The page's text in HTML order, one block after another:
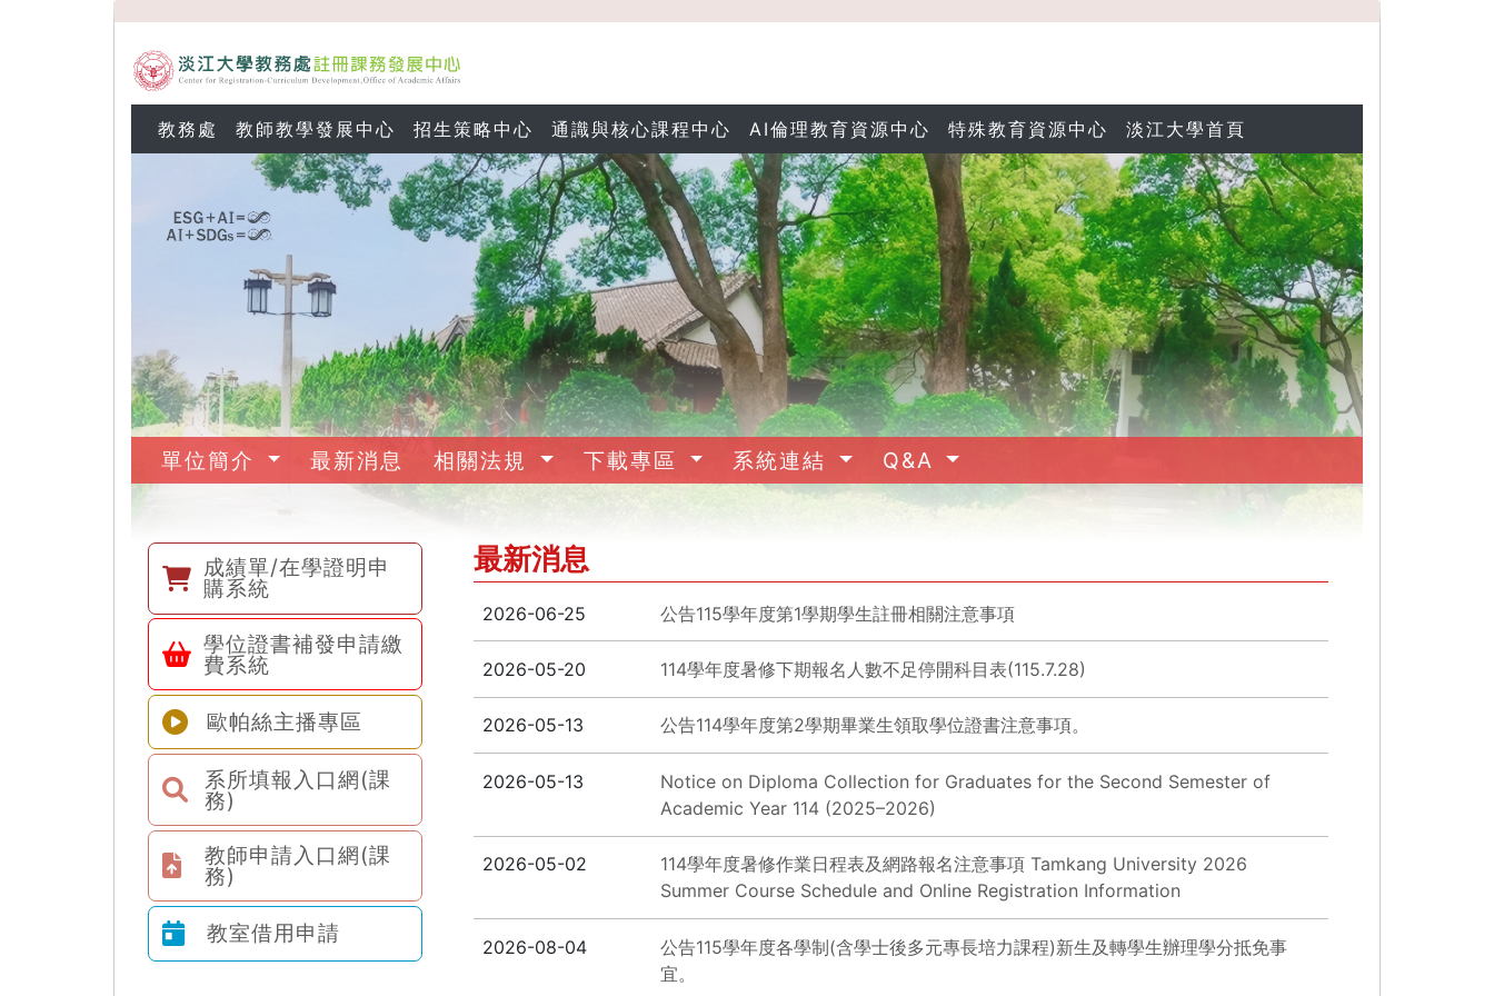
教務處 教師教學發展中心 招生策略中心 通識與核心課程中心 AI倫理教育資源中心 特殊教育資源中心 淡江大學首頁
單位簡介 最新消息 相關法規 下載專區 系統連結 Q&A
成績單/在學證明申
購系統
學位證書補發申請繳
費系統
歐帕絲主播專區
系所填報入口網(課
務)
教師申請入口網(課
務)
教室借用申請
最新消息
2026-06-25 公告115學年度第1學期學生註冊相關注意事項
2026-05-20 114學年度暑修下期報名人數不足停開科目表(115.7.28)
2026-05-13 公告114學年度第2學期畢業生領取學位證書注意事項。
2026-05-13
Notice on Diploma Collection for Graduates for the Second Semester of
Academic Year 114 (2025–2026)
2026-05-02
114學年度暑修作業日程表及網路報名注意事項 Tamkang University 2026
Summer Course Schedule and Online Registration Information
2026-08-04
公告115學年度各學制(含學士後多元專長培力課程)新生及轉學生辦理學分抵免事
宜。